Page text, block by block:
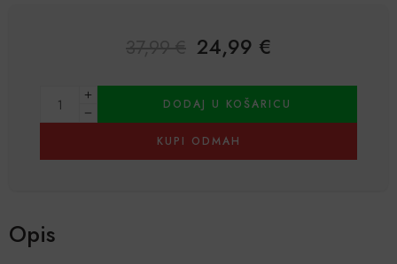
37,99 24,99 €
DODAJ U KOŠARICU
KUPI ODMAH
Alternative:
Opis